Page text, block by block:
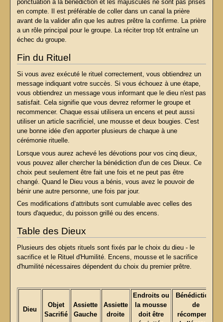
ponctuation à la bénédiction et les majuscules ne sont pas prises
en compte. Il est préférable de coller dans un canal la prière
avant de la valider afin que les autres prêtre la confirme. La prière
a un rôle principal pour le groupe. La réciter trop tôt entraîne un
échec du groupe.
Fin du Rituel
Si vous avez exécuté le rituel correctement, vous obtiendrez un
message indiquant votre succès. Si vous échouez à une étape,
vous obtiendrez un message vous informant que le dieu n'est pas
satisfait. Cela signifie que vous devrez reformer le groupe et
recommencer. Chaque essai utilisera un encens et peut aussi
utiliser un article sacrificiel, une mousse et deux bougies. C'est
une bonne idée d'en apporter plusieurs de chaque à une
cérémonie rituelle.
Lorsque vous aurez achevé les dévotions pour vos cinq dieux,
vous pouvez aller chercher la bénédiction d'un de ces Dieux. Ce
choix peut seulement être fait une fois et ne peut pas être
changé. Quand le Dieu vous a bénis, vous avez le pouvoir de
bénir une autre personne, une fois par jour.
Ces modifications d’attributs sont cumulable avec celles des
tours d'aqueduc, du poisson grillé ou des encens.
Table des Dieux
Plusieurs des objets rituels sont fixés par le choix du dieu - le
sacrifice et le Rituel d'Humilité. Encens, mousse et le sacrifice
d'humilité nécessaires dépendent du choix du premier prêtre.
Dieu
Objet
Sacrifié
Assiette
Gauche
Assiette
droite
Endroits ou
la mousse
doit être
Bénédictions
de
récompense